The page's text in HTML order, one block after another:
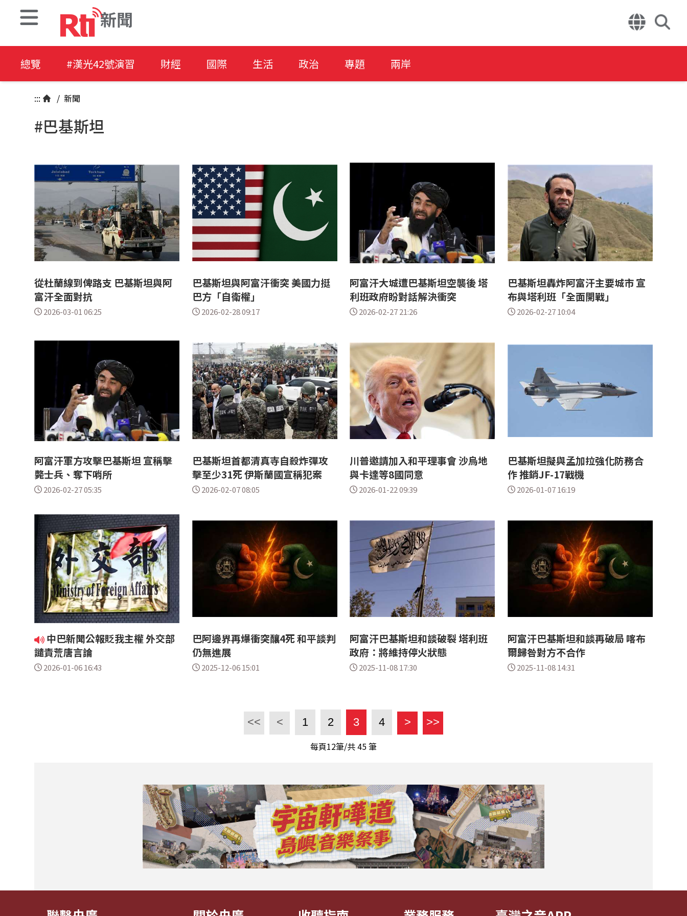
新聞
總覽 #漢光42號演習 財經 國際 生活 政治 專題 兩岸
::: / 新聞
#巴基斯坦
從杜蘭線到俾路支 巴基斯坦與阿
富汗全面對抗
2026-03-01 06:25
巴基斯坦與阿富汗衝突 美國力挺
巴方「自衛權」
2026-02-28 09:17
阿富汗大城遭巴基斯坦空襲後 塔
利班政府盼對話解決衝突
2026-02-27 21:26
巴基斯坦轟炸阿富汗主要城市 宣
布與塔利班「全面開戰」
2026-02-27 10:04
阿富汗軍方攻擊巴基斯坦 宣稱擊
斃士兵、奪下哨所
2026-02-27 05:35
巴基斯坦首都清真寺自殺炸彈攻
擊至少31死 伊斯蘭國宣稱犯案
2026-02-07 08:05
川普邀請加入和平理事會 沙烏地
與卡達等8國同意
2026-01-22 09:39
巴基斯坦擬與孟加拉強化防務合
作 推銷JF-17戰機
2026-01-07 16:19
中巴新聞公報貶我主權 外交部
譴責荒唐言論
2026-01-06 16:43
巴阿邊界再爆衝突釀4死 和平談判
仍無進展
2025-12-06 15:01
阿富汗巴基斯坦和談破裂 塔利班
政府：將維持停火狀態
2025-11-08 17:30
阿富汗巴基斯坦和談再破局 喀布
爾歸咎對方不合作
2025-11-08 14:31
<< < 1 2 3 4 > >>
每頁12筆/共45筆